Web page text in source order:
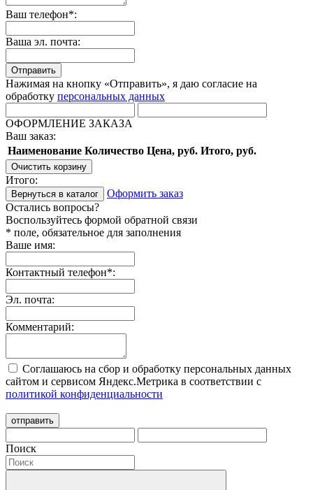
Ваш телефон*:
Ваша эл. почта:
Отправить
Нажимая на кнопку «Отправить», я даю согласие на
обработку персональных данных
ОФОРМЛЕНИЕ ЗАКАЗА
Ваш заказ:
Наименование Количество Цена, руб. Итого, руб.
Очистить корзину
Итого:
Вернуться в каталог
Оформить заказ
Остались вопросы?
Воспользуйтесь формой обратной связи
* поле, обязательное для заполнения
Ваше имя:
Контактный телефон*:
Эл. почта:
Комментарий:
Соглашаюсь на сбор и обработку персональных данных
сайтом и сервисом Яндекс.Метрика в соответствии с
политикой конфиденциальности
отправить
Поиск